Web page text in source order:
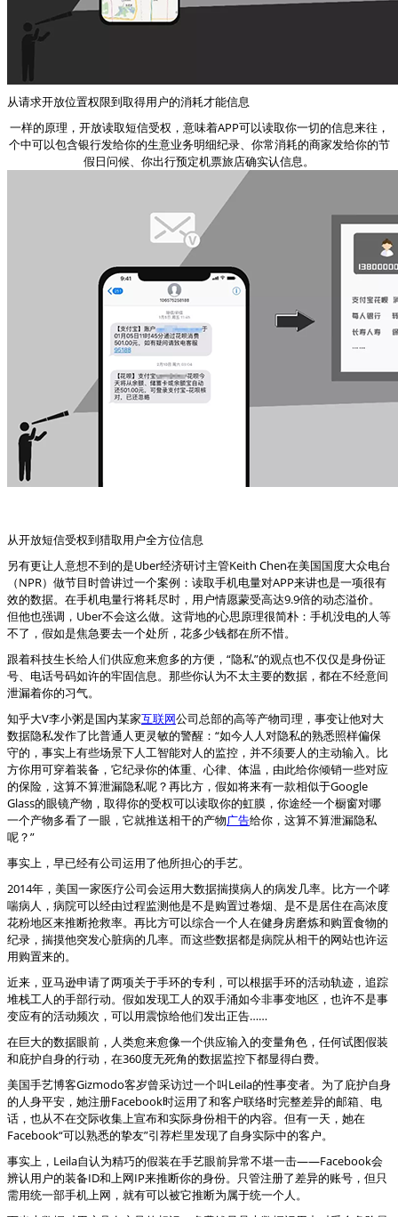
从请求开放位置权限到取得用户的消耗才能信息
一样的原理，开放读取短信受权，意味着APP可以读取你一切的信息来往，
个中可以包含银行发给你的生意业务明细纪录、你常消耗的商家发给你的节
假日问候、你出行预定机票旅店确实认信息。
从开放短信受权到猎取用户全方位信息
另有更让人意想不到的是Uber经济研讨主管Keith Chen在美国国度大众电台
（NPR）做节目时曾讲过一个案例：读取手机电量对APP来讲也是一项很有
效的数据。在手机电量行将耗尽时，用户情愿蒙受高达9.9倍的动态溢价。
但他也强调，Uber不会这么做。这背地的心思原理很简朴：手机没电的人等
不了，假如是焦急要去一个处所，花多少钱都在所不惜。
跟着科技生长给人们供应愈来愈多的方便，“隐私”的观点也不仅仅是身份证
号、电话号码如许的牢固信息。那些你认为不太主要的数据，都在不经意间
泄漏着你的习气。
知乎大V李小粥是国内某家互联网公司总部的高等产物司理，事变让他对大
数据隐私发作了比普通人更灵敏的警醒：“如今人人对隐私的熟悉照样偏保
守的，事实上有些场景下人工智能对人的监控，并不须要人的主动输入。比
方你用可穿着装备，它纪录你的体重、心律、体温，由此给你倾销一些对应
的保险，这算不算泄漏隐私呢？再比方，假如将来有一款相似于Google
Glass的眼镜产物，取得你的受权可以读取你的虹膜，你途经一个橱窗对哪
一个产物多看了一眼，它就推送相干的产物广告给你，这算不算泄漏隐私
呢？”
事实上，早已经有公司运用了他所担心的手艺。
2014年，美国一家医疗公司会运用大数据揣摸病人的病发几率。比方一个哮
喘病人，病院可以经由过程监测他是不是购置过卷烟、是不是居住在高浓度
花粉地区来推断抢救率。再比方可以综合一个人在健身房磨炼和购置食物的
纪录，揣摸他突发心脏病的几率。而这些数据都是病院从相干的网站也许运
用购置来的。
近来，亚马逊申请了两项关于手环的专利，可以根据手环的活动轨迹，追踪
堆栈工人的手部行动。假如发现工人的双手涌如今非事变地区，也许不是事
变应有的活动频次，可以用震惊给他们发出正告……
在巨大的数据眼前，人类愈来愈像一个供应输入的变量角色，任何试图假装
和庇护自身的行动，在360度无死角的数据监控下都显得白费。
美国手艺博客Gizmodo客岁曾采访过一个叫Leila的性事变者。为了庇护自身
的人身平安，她注册Facebook时运用了和客户联络时完整差异的邮箱、电
话，也从不在交际收集上宣布和实际身份相干的内容。但有一天，她在
Facebook“可以熟悉的挚友”引荐栏里发现了自身实际中的客户。
事实上，Leila自认为精巧的假装在手艺眼前异常不堪一击——Facebook会
辨认用户的装备ID和上网IP来推断你的身份。只管注册了差异的账号，但只
需用统一部手机上网，就有可以被它推断为属于统一个人。